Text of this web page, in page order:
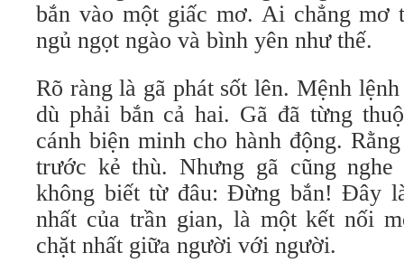
bắn vào một giấc mơ. Ai chẳng mơ
ngủ ngọt ngào và bình yên như thế.
Rõ ràng là gã phát sốt lên. Mệnh
dù phải bắn cả hai. Gã đã từng
cánh biện minh cho hành động.
trước kẻ thù. Nhưng gã cũng nghe
không biết từ đâu: Đừng bắn! Đây
nhất của trần gian, là một kết nối
chặt nhất giữa người với người.